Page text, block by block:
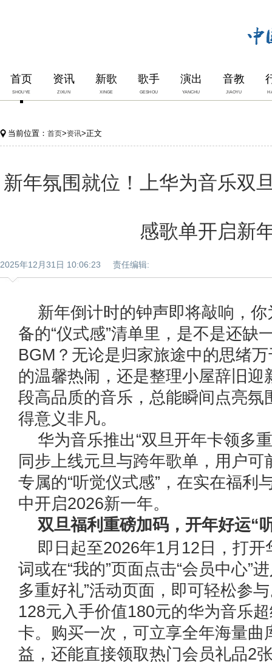
首页
SHOUYE
资讯
ZIXUN
新歌
XINGE
歌手
GESHOU
演出
YANCHU
音教
JIAOYU
当前位置： 首页>资讯>正文
新年氛围就位！上华为音乐双
感歌单开启新
2025年12月31日 10:06:23 责任编辑:
新年倒计时的钟声即将敲响，
备的“仪式感”清单里，是不是还缺
BGM？无论是归家旅途中的思绪
的温馨热闹，还是整理小屋辞旧迎
段高品质的音乐，总能瞬间点亮氛
得意义非凡。
华为音乐推出“双旦开年卡领多
同步上线元旦与跨年歌单，用户可
专属的“听觉仪式感”，在实在福利
中开启2026新一年。
双旦福利重磅加码，开年好运“
即日起至2026年1月12日，打开
词或在“我的”页面点击“会员中心”
多重好礼”活动页面，即可轻松参
128元入手价值180元的华为音乐
卡。购买一次，可立享全年海量曲
益，还能直接领取热门会员礼品2